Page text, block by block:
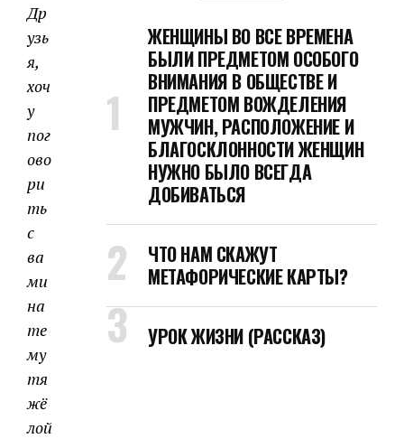
Др
узь
я,
хоч
у
пог
ово
ри
ть
с
ва
ми
на
те
му
тя
жё
лой
ЖЕНЩИНЫ ВО ВСЕ ВРЕМЕНА
БЫЛИ ПРЕДМЕТОМ ОСОБОГО
ВНИМАНИЯ В ОБЩЕСТВЕ И
ПРЕДМЕТОМ ВОЖДЕЛЕНИЯ
МУЖЧИН, РАСПОЛОЖЕНИЕ И
БЛАГОСКЛОННОСТИ ЖЕНЩИН
НУЖНО БЫЛО ВСЕГДА
ДОБИВАТЬСЯ
ЧТО НАМ СКАЖУТ
МЕТАФОРИЧЕСКИЕ КАРТЫ?
УРОК ЖИЗНИ (РАССКАЗ)